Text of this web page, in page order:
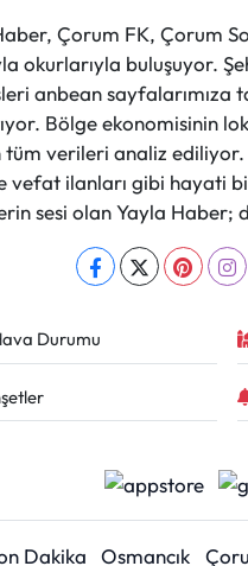
Çorum FK, Çorum
okurlarıyla
anbean sayfalarımıza
Bölge ekonomisinin
verileri analiz
ilanları gibi hayati
sesi olan Yayla Haber;
Durumu
Dakika Osmancık